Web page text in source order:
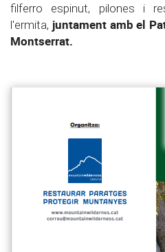
filferro espinut, pilones i
l'ermita, juntament amb el
Montserrat.